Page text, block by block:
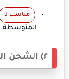
مناسب لـ
المتوسطة.
٢) الشحن الجوي